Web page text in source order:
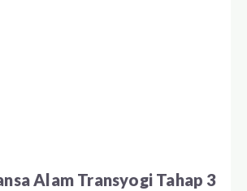
Alam Transyogi Tahap 3